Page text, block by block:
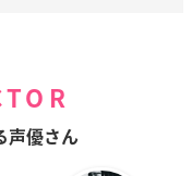
声優さん